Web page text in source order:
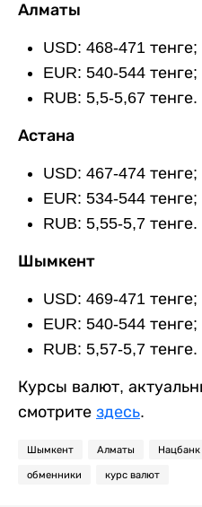
Алматы
USD: 468-471 тенге;
EUR: 540-544 тенге;
RUB: 5,5-5,67 тенге.
Астана
USD: 467-474 тенге;
EUR: 534-544 тенге;
RUB: 5,55-5,7 тенге.
Шымкент
USD: 469-471 тенге;
EUR: 540-544 тенге;
RUB: 5,57-5,7 тенге.
Курсы валют,
смотрите здесь.
Шымкент Алматы Нацбанк
обменники курс валют